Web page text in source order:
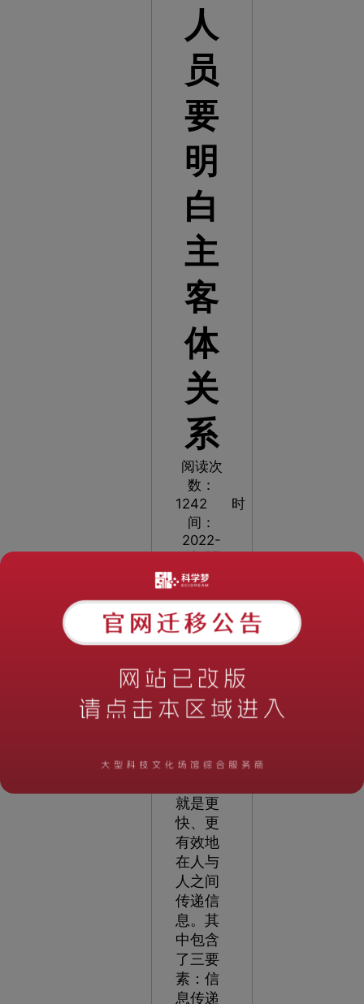
人
员
要
明
白
主
客
体
关
系
阅读次
数：
1242
时
间：
2022-
12-27
18:22:04
科
技馆展
厅设计
的本质
就是信
递，它
就是更
快、更
有效地
在人与
人之间
传递信
息。其
中包含
了三要
素：信
息传递